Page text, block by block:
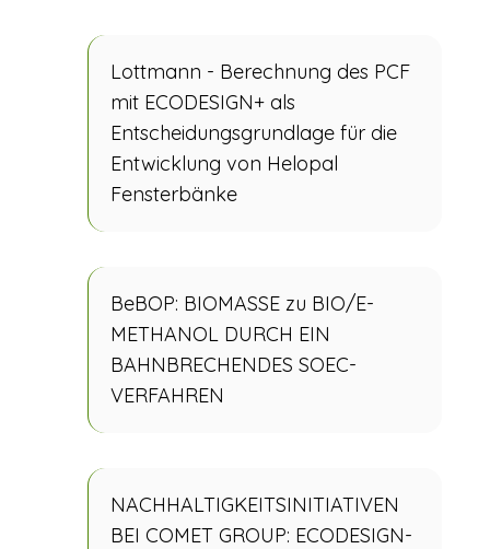
Lottmann - Berechnung des PCF
mit ECODESIGN+ als
Entscheidungsgrundlage für die
Entwicklung von Helopal
Fensterbänke
BeBOP: BIOMASSE zu BIO/E-
METHANOL DURCH EIN
BAHNBRECHENDES SOEC-
VERFAHREN
NACHHALTIGKEITSINITIATIVEN
BEI COMET GROUP: ECODESIGN-